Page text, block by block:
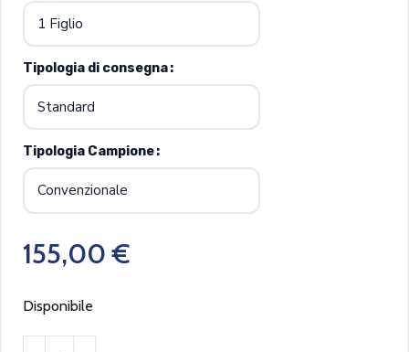
Tipologia di consegna
Tipologia Campione
155,00€
Disponibile